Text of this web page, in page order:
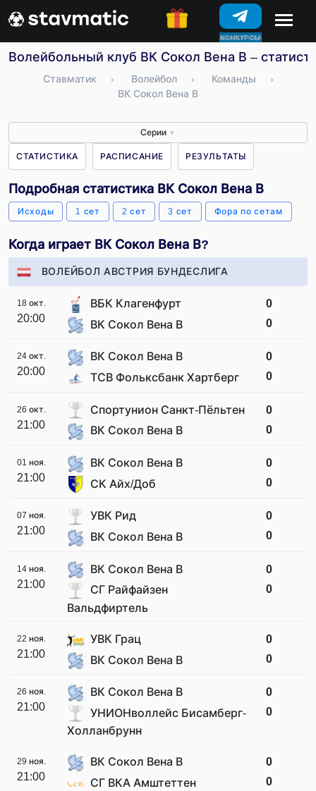
КОНКУРСЫ
Волейбольный клуб ВК Сокол Вена В –
Ставматик › Волейбол › Команды
›
ВК Сокол Вена В
Серии ▼
СТАТИСТИКА РАСПИСАНИЕ РЕЗУЛЬТАТЫ
Подробная статистика ВК Сокол Вена В
Исходы 1 сет 2 сет 3 сет Фора по сетам
Когда играет ВК Сокол Вена В?
ВОЛЕЙБОЛ АВСТРИЯ БУНДЕСЛИГА
18 окт.
20:00
ВБК Клагенфурт
ВК Сокол Вена В
0
0
24 окт.
20:00
ВК Сокол Вена В
ТСВ Фольксбанк Хартберг
0
0
26 окт.
21:00
Спортунион Санкт-Пёльтен
ВК Сокол Вена В
0
0
01 ноя.
21:00
ВК Сокол Вена В
СК Айх/Доб
0
0
07 ноя.
21:00
УВК Рид
ВК Сокол Вена В
0
0
14 ноя.
21:00
ВК Сокол Вена В
СГ Райфайзен
Вальдфиртель
0
0
22 ноя.
21:00
УВК Грац
ВК Сокол Вена В
0
0
26 ноя.
21:00
ВК Сокол Вена В
УНИОНволлейс Бисамберг-
Холланбрунн
0
0
29 ноя.
21:00
ВК Сокол Вена В
СГ ВКА Амштеттен
0
0